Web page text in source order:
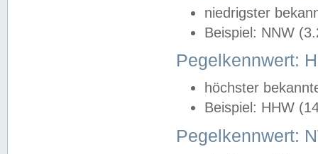
niedrigster
Beispiel: NNW
Pegelkennwert:
höchster
Beispiel: HHW
Pegelkennwert: